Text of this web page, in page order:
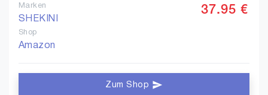
Marken
SHEKINI
Shop
Amazon
37.95 €
Zum Shop